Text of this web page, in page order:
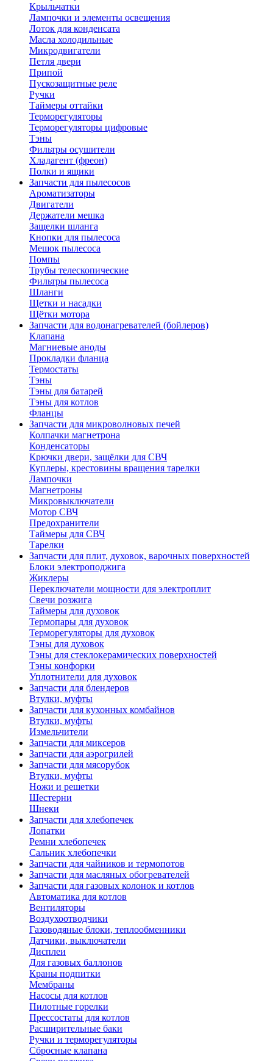
Крыльчатки
Лампочки и элементы освещения
Лоток для конденсата
Масла холодильные
Микродвигатели
Петля двери
Припой
Пускозащитные реле
Ручки
Таймеры оттайки
Терморегуляторы
Терморегуляторы цифровые
Тэны
Фильтры осушители
Хладагент (фреон)
Полки и ящики
Запчасти для пылесосов
Ароматизаторы
Двигатели
Держатели мешка
Защелки шланга
Кнопки для пылесоса
Мешок пылесоса
Помпы
Трубы телескопические
Фильтры пылесоса
Шланги
Щетки и насадки
Щётки мотора
Запчасти для водонагревателей (бойлеров)
Клапана
Магниевые аноды
Прокладки фланца
Термостаты
Тэны
Тэны для батарей
Тэны для котлов
Фланцы
Запчасти для микроволновых печей
Колпачки магнетрона
Конденсаторы
Крючки двери, защёлки для СВЧ
Куплеры, крестовины вращения тарелки
Лампочки
Магнетроны
Микровыключатели
Мотор СВЧ
Предохранители
Таймеры для СВЧ
Тарелки
Запчасти для плит, духовок, варочных поверхностей
Блоки электроподжига
Жиклеры
Переключатели мощности для электроплит
Свечи розжига
Таймеры для духовок
Термопары для духовок
Терморегуляторы для духовок
Тэны для духовок
Тэны для стеклокерамических поверхностей
Тэны конфорки
Уплотнители для духовок
Запчасти для блендеров
Втулки, муфты
Запчасти для кухонных комбайнов
Втулки, муфты
Измельчители
Запчасти для миксеров
Запчасти для аэрогрилей
Запчасти для мясорубок
Втулки, муфты
Ножи и решетки
Шестерни
Шнеки
Запчасти для хлебопечек
Лопатки
Ремни хлебопечек
Сальник хлебопечки
Запчасти для чайников и термопотов
Запчасти для масляных обогревателей
Запчасти для газовых колонок и котлов
Автоматика для котлов
Вентиляторы
Воздухоотводчики
Газоводяные блоки, теплообменники
Датчики, выключатели
Дисплеи
Для газовых баллонов
Краны подпитки
Мембраны
Насосы для котлов
Пилотные горелки
Прессостаты для котлов
Расширительные баки
Ручки и терморегуляторы
Сбросные клапана